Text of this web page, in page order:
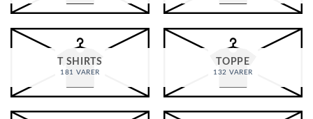
T SHIRTS
181 VARER
TOPPE
132 VARER